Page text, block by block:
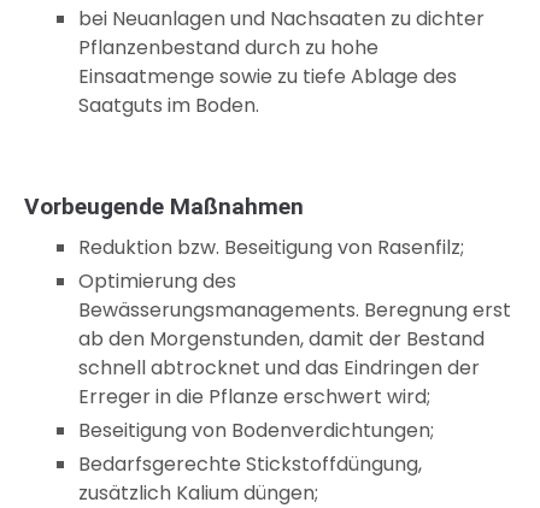
bei Neuanlagen und Nachsaaten zu dichter
Pflanzenbestand durch zu hohe
Einsaatmenge sowie zu tiefe Ablage des
Saatguts im Boden.
Vorbeugende Maßnahmen
Reduktion bzw. Beseitigung von Rasenfilz;
Optimierung des
Bewässerungsmanagements. Beregnung erst
ab den Morgenstunden, damit der Bestand
schnell abtrocknet und das Eindringen der
Erreger in die Pflanze erschwert wird;
Beseitigung von Bodenverdichtungen;
Bedarfsgerechte Stickstoffdüngung,
zusätzlich Kalium düngen;